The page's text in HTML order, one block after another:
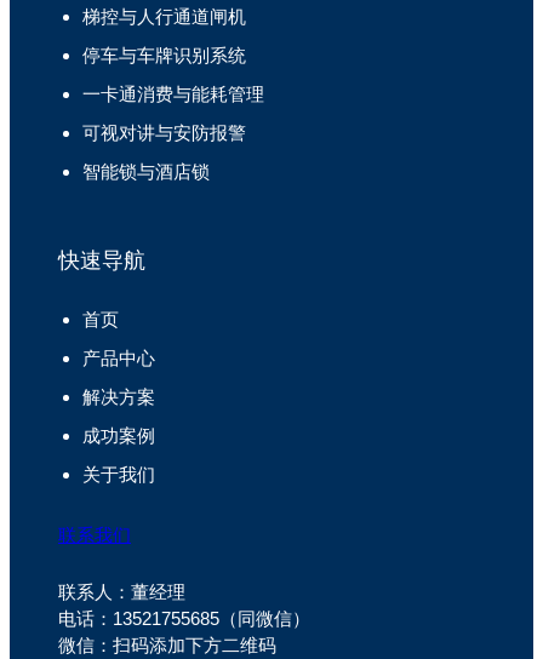
梯控与人行通道闸机
停车与车牌识别系统
一卡通消费与能耗管理
可视对讲与安防报警
智能锁与酒店锁
快速导航
首页
产品中心
解决方案
成功案例
关于我们
联系我们
联系人：董经理
电话：13521755685（同微信）
微信：扫码添加下方二维码